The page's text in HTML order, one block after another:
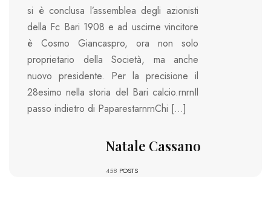
si è conclusa l’assemblea degli azionisti
della Fc Bari 1908 e ad uscirne vincitore
è Cosmo Giancaspro, ora non solo
proprietario della Società, ma anche
nuovo presidente. Per la precisione il
28esimo nella storia del Bari calcio.rnrnIl
passo indietro di PaparestarnrnChi […]
Natale Cassano
458 POSTS